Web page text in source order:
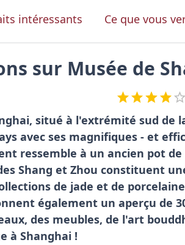
intéressants Ce que vous
sur Musée de
situé à l'extrémité sud
avec ses magnifiques - et
ressemble à un ancien pot
Shang et Zhou constituent
de jade et de
également un aperçu de
des meubles, de l'art
à Shanghai !